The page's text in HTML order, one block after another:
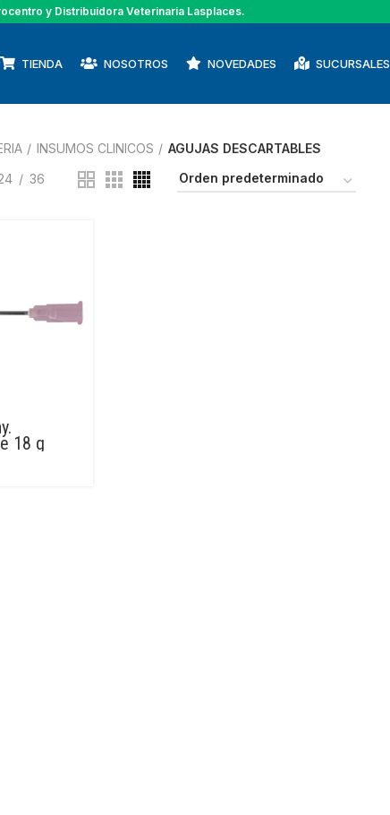
y Distribuidora Veterinaria Lasplaces.
TIENDA NOSOTROS NOVEDADES SUCURSALES
INSUMOS CLINICOS
AGUJAS DESCARTABLES
36
18 g